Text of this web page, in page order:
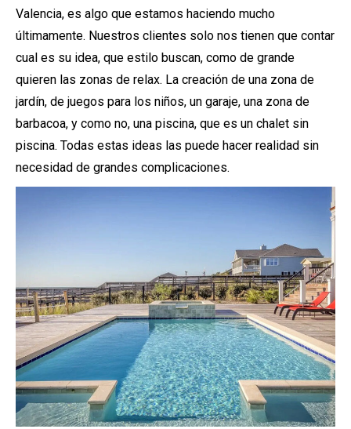
Valencia, es algo que estamos haciendo mucho
últimamente. Nuestros clientes solo nos tienen que contar
cual es su idea, que estilo buscan, como de grande
quieren las zonas de relax. La creación de una zona de
jardín, de juegos para los niños, un garaje, una zona de
barbacoa, y como no, una piscina, que es un chalet sin
piscina. Todas estas ideas las puede hacer realidad sin
necesidad de grandes complicaciones.